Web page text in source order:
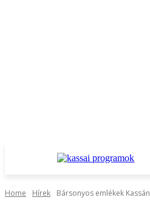
Home Hírek Bársonyos emlékek Kassán